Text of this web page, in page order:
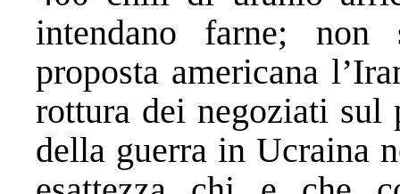
intendano farne; non
proposta americana
rottura dei negoziati sul
della guerra in Ucraina